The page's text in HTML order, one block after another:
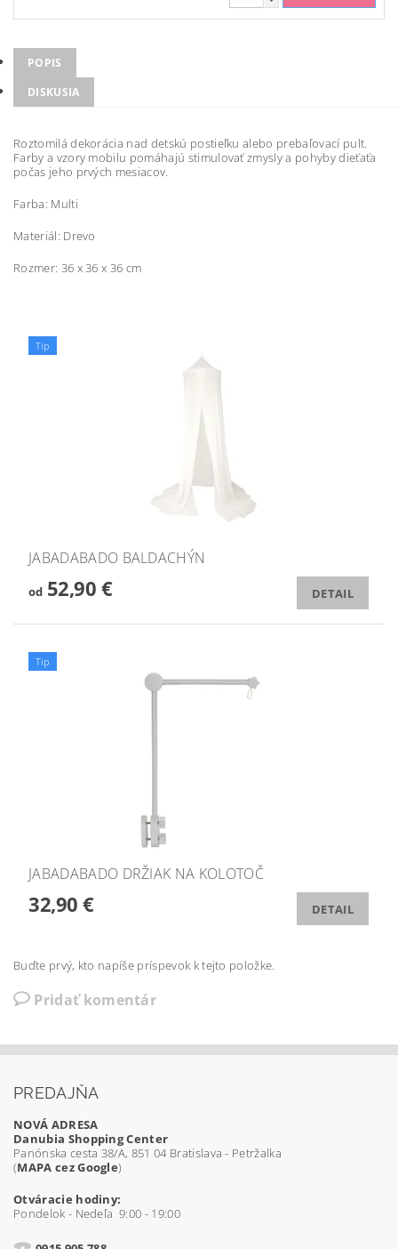
POPIS
DISKUSIA
Roztomilá dekorácia nad detskú postieľku alebo prebaľovací pult.
Farby a vzory mobilu pomáhajú stimulovať zmysly a pohyby dieťaťa
počas jeho prvých mesiacov.
Farba: Multi
Materiál: Drevo
Rozmer: 36 x 36 x 36 cm
Tip
JABADABADO BALDACHÝN
od52,90 € DETAIL
Tip
JABADABADO DRŽIAK NA KOLOTOČ
32,90 € DETAIL
Buďte prvý, kto napíše príspevok k tejto položke.
Pridať komentár
PREDAJŇA
NOVÁ ADRESA
Danubia Shopping Center
Panónska cesta 38/A, 851 04 Bratislava - Petržalka
(MAPA cez Google)
Otváracie hodiny:
Pondelok - Nedeľa 9:00 - 19:00